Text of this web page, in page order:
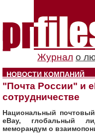
Журнал о
НОВОСТИ КОМПАНИЙ
"Почта России" и
сотрудничестве
Национальный
eBay, глобальный
меморандум о